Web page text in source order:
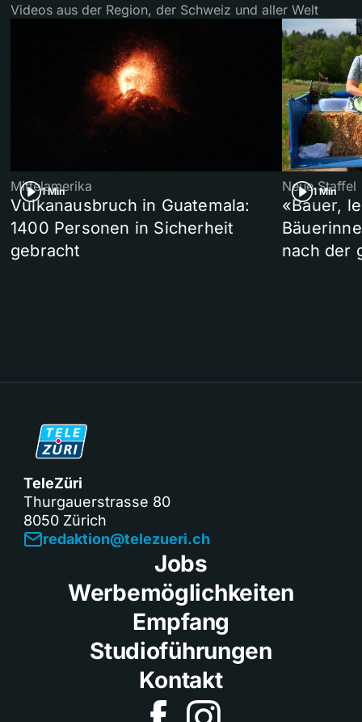
Videos aus der Region, der Schweiz und aller Welt
1 Min
Mittelamerika
Vulkanausbruch in Guatemala:
1400 Personen in Sicherheit
gebracht
1 Min
Neue Staffel
«Bauer,
nach der
TeleZüri
Thurgauerstrasse 80
8050 Zürich
redaktion@telezueri.ch
Jobs
Werbemöglichkeiten
Empfang
Studioführungen
Kontakt